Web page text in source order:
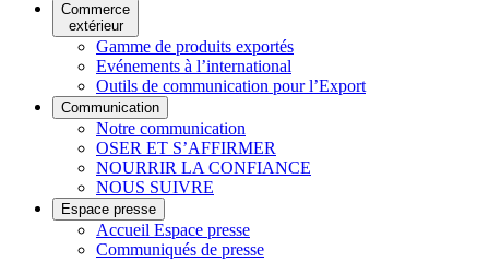
Commerce
extérieur
Gamme de produits exportés
Evénements à l’international
Outils de communication pour l’Export
Communication
Notre communication
OSER ET S’AFFIRMER
NOURRIR LA CONFIANCE
NOUS SUIVRE
Espace presse
Accueil Espace presse
Communiqués de presse